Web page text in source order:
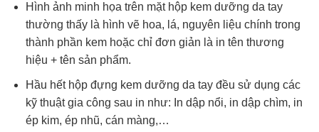
Hình ảnh minh họa trên mặt hộp kem dưỡng da tay
thường thấy là hình vẽ hoa, lá, nguyên liệu chính trong
thành phần kem hoặc chỉ đơn giản là in tên thương
hiệu + tên sản phẩm.
Hầu hết hộp đựng kem dưỡng da tay đều sử dụng các
kỹ thuật gia công sau in như: In dập nổi, in dập chìm, in
ép kim, ép nhũ, cán màng,…